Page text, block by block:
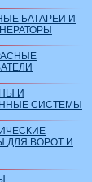
БАТАРЕИ И
И
СИСТЕМЫ
ДЛЯ ВОРОТ И